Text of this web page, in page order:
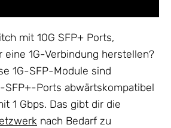
mit 10G SFP+ Ports,
eine 1G-Verbindung herstellen?
1G-SFP-Module sind
SFP+-Ports abwärtskompatibel
1 Gbps. Das gibt dir die
nach Bedarf zu